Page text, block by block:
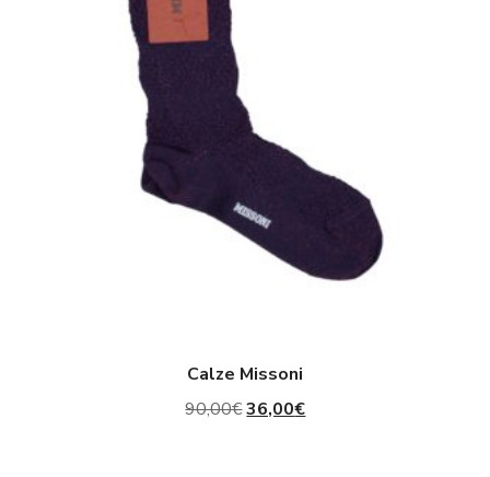
Calze Missoni
90,00€Il
36,00€Il